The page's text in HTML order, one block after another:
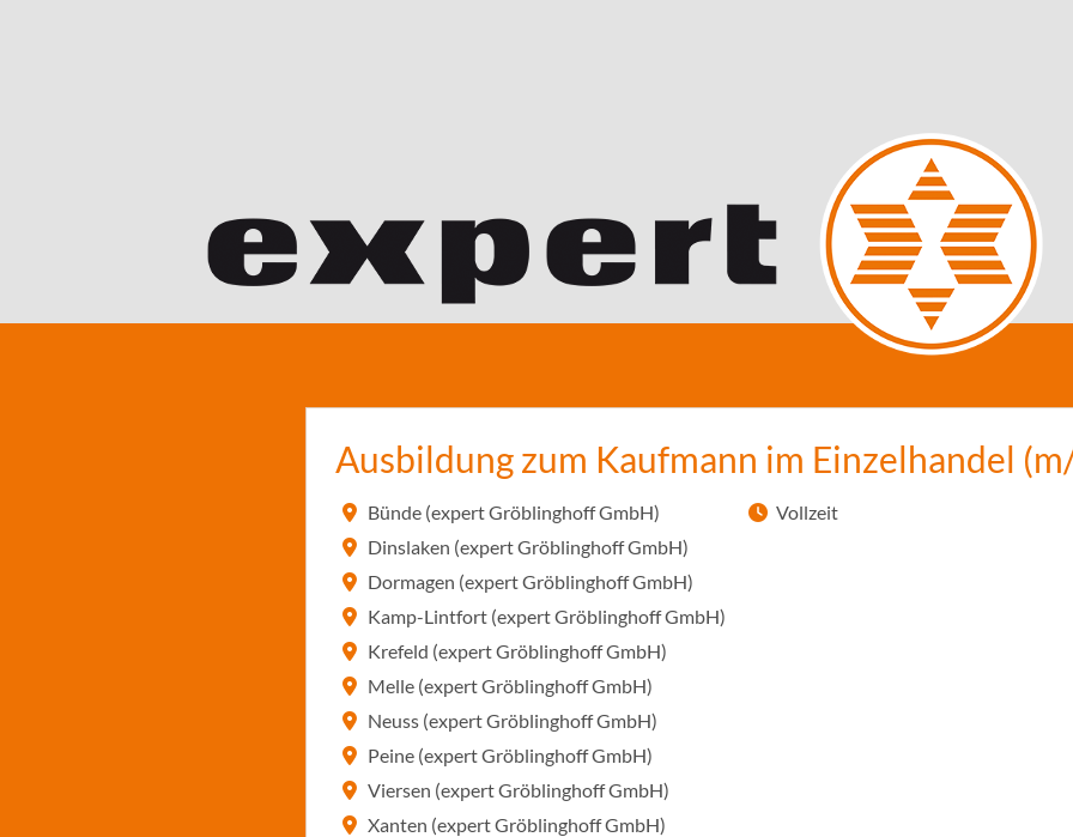
Ausbildung zum Kaufmann im Einzelhandel
Bünde (expert Gröblinghoff GmbH)
Dinslaken (expert Gröblinghoff GmbH)
Dormagen (expert Gröblinghoff GmbH)
Kamp-Lintfort (expert Gröblinghoff GmbH)
Krefeld (expert Gröblinghoff GmbH)
Melle (expert Gröblinghoff GmbH)
Neuss (expert Gröblinghoff GmbH)
Peine (expert Gröblinghoff GmbH)
Viersen (expert Gröblinghoff GmbH)
Xanten (expert Gröblinghoff GmbH)
Vollzeit